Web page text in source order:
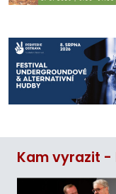
Kam vyrazit